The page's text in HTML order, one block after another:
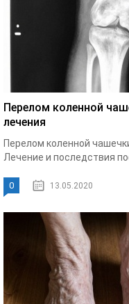
Перелом коленной
лечения
Перелом коленной
Лечение и последствия
0 13.05.2020